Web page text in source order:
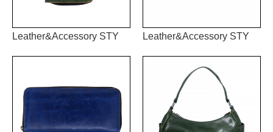
Leather&Accessory STY Leather&Accessory STY